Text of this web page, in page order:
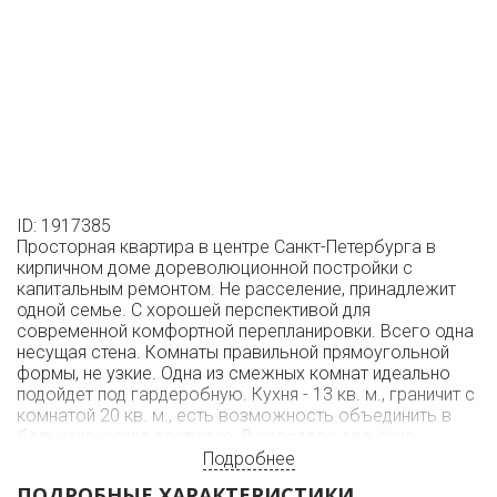
ID: 1917385
Просторная квартира в центре Санкт-Петербурга в
кирпичном доме дореволюционной постройки с
капитальным ремонтом. Не расселение, принадлежит
одной семье. С хорошей перспективой для
современной комфортной перепланировки. Всего одна
несущая стена. Комнаты правильной прямоугольной
формы, не узкие. Одна из смежных комнат идеально
подойдет под гардеробную. Кухня - 13 кв. м., граничит с
комнатой 20 кв. м., есть возможность объединить в
большую кухню-гостиную. В коридоре два окна -
достаточно естественного света. В зоне входа
Подробнее